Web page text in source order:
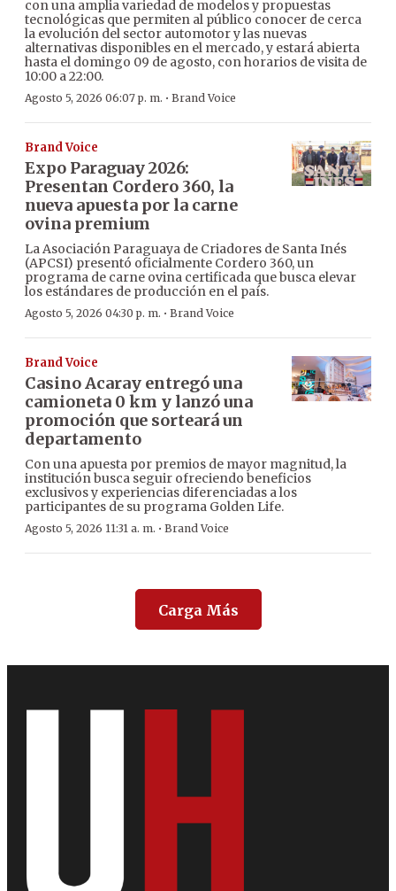
con una amplia variedad de modelos y propuestas
tecnológicas que permiten al público conocer de cerca
la evolución del sector automotor y las nuevas
alternativas disponibles en el mercado, y estará abierta
hasta el domingo 09 de agosto, con horarios de visita de
10:00 a 22:00.
Agosto 5, 2026 06:07 p. m. · Brand Voice
Brand Voice
Expo Paraguay 2026:
Presentan Cordero 360, la
nueva apuesta por la carne
ovina premium
La Asociación Paraguaya de Criadores de Santa Inés
(APCSI) presentó oficialmente Cordero 360, un
programa de carne ovina certificada que busca elevar
los estándares de producción en el país.
Agosto 5, 2026 04:30 p. m. · Brand Voice
Brand Voice
Casino Acaray entregó una
camioneta 0 km y lanzó una
promoción que sorteará un
departamento
Con una apuesta por premios de mayor magnitud, la
institución busca seguir ofreciendo beneficios
exclusivos y experiencias diferenciadas a los
participantes de su programa Golden Life.
Agosto 5, 2026 11:31 a. m. · Brand Voice
Carga Más